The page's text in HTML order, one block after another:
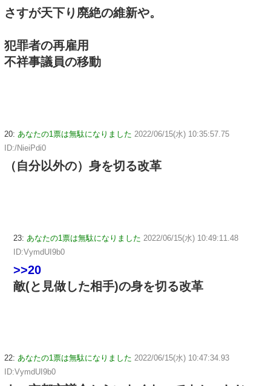
さすが天下り廃絶の維新や。
犯罪者の再雇用
不祥事議員の移動
20: あなたの1票は無駄になりました 2022/06/15(水) 10:35:57.75
ID:/NieiPdi0
（自分以外の）身を切る改革
23: あなたの1票は無駄になりました 2022/06/15(水) 10:49:11.48
ID:VymdUI9b0
>>20
敵(と見做した相手)の身を切る改革
22: あなたの1票は無駄になりました 2022/06/15(水) 10:47:34.93
ID:VymdUI9b0